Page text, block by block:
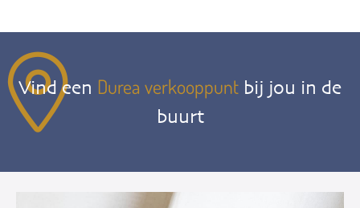
Vind een Durea verkooppunt bij jou in de
buurt